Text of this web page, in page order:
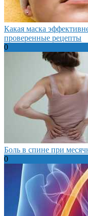
Какая маска
проверенные рецепты
0
Боль в спине при
0